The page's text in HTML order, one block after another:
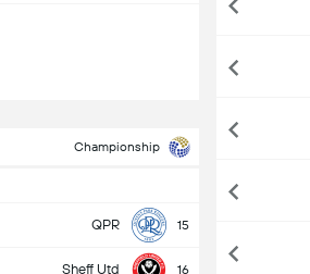
Championship
15
QPR
16
Sheff Utd